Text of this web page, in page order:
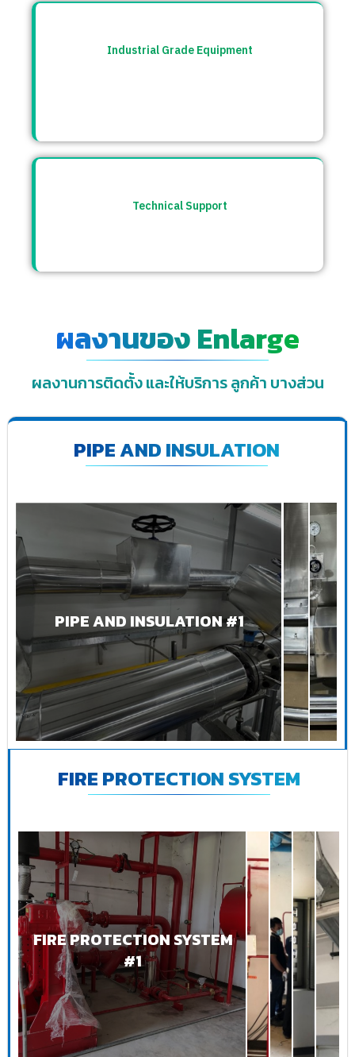
Industrial Grade Equipment
Technical Support
ผลงานของ Enlarge
ผลงานการติดตั้ง และให้บริการ ลูกค้า บางส่วน
PIPE AND INSULATION
PIPE AND INSULATION #1
FIRE PROTECTION SYSTEM
FIRE PROTECTION SYSTEM
#1